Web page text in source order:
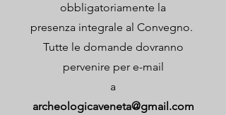
obbligatoriamente la
presenza integrale al Convegno.
Tutte le domande dovranno
pervenire per e-mail
a
archeologicaveneta@gmail.com